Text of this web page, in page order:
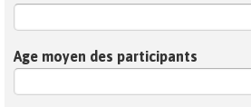
Age moyen des participants